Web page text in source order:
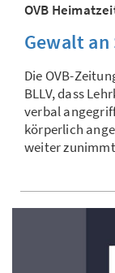
OVB
Gewalt an
Die OVB-
BLLV, dass
verbal
körperlich
weiter